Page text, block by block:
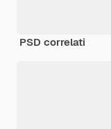
PSD correlati